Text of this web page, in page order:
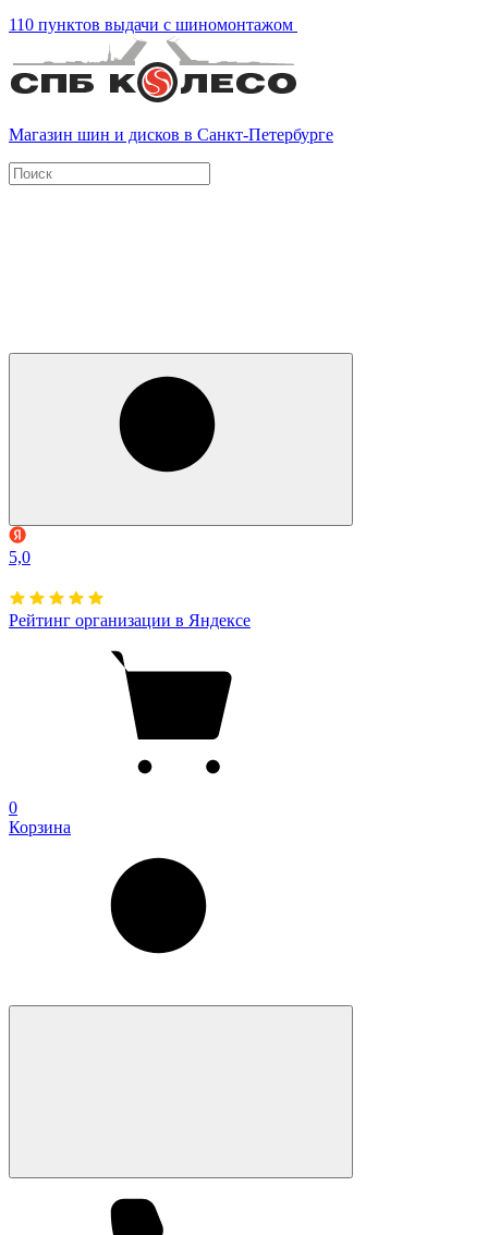
110 пунктов выдачи с шиномонтажом
Магазин шин и дисков в Санкт-Петербурге
5,0
Рейтинг организации в Яндексе
0
Корзина